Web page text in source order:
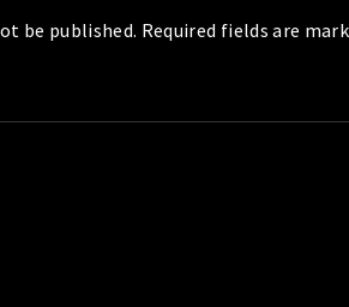
be published. Required fields are